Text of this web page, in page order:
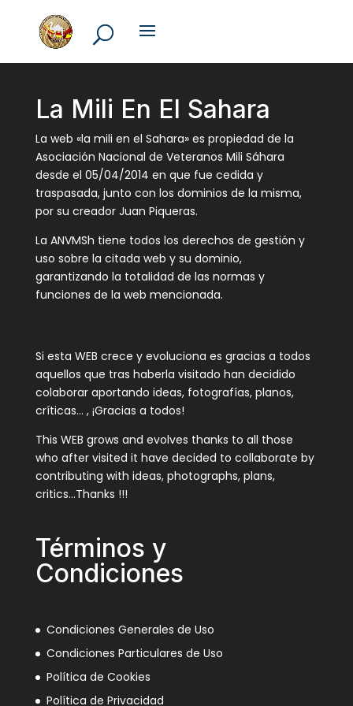
La Mili En El Sahara
La web «la mili en el Sahara» es propiedad de la
Asociación Nacional de Veteranos Mili Sáhara
desde el 05/04/2014 en que fue cedida y
traspasada, junto con los dominios de la misma,
por su creador Juan Piqueras.
La ANVMSh tiene todos los derechos de gestión y
uso sobre la citada web y su dominio,
garantizando la totalidad de las normas y
funciones de la web mencionada.
Si esta WEB crece y evoluciona es gracias a todos
aquellos que tras haberla visitado han decidido
colaborar aportando ideas, fotografías, planos,
críticas… , ¡Gracias a todos!
This WEB grows and evolves thanks to all those
who after visited it have decided to collaborate by
contributing with ideas, photographs, plans,
critics…Thanks !!!
Términos y
Condiciones
Condiciones Generales de Uso
Condiciones Particulares de Uso
Política de Cookies
Política de Privacidad